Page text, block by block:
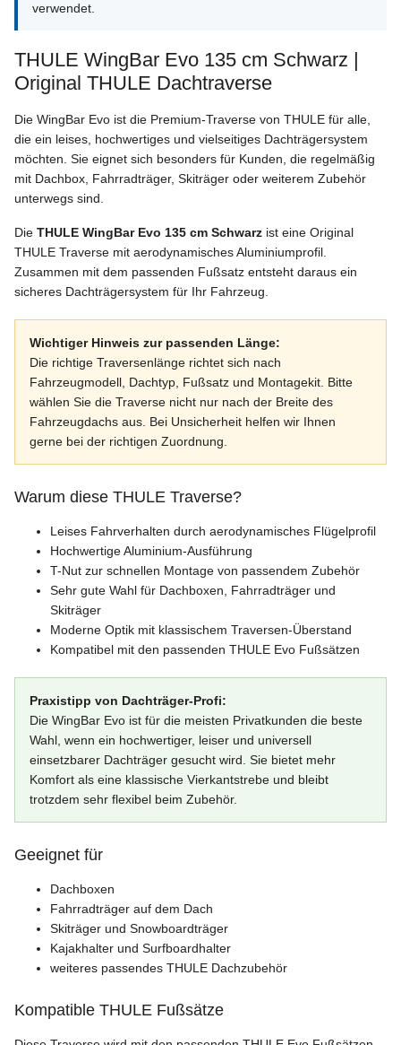
verwendet.
THULE WingBar Evo 135 cm Schwarz |
Original THULE Dachtraverse
Die WingBar Evo ist die Premium-Traverse von THULE für alle,
die ein leises, hochwertiges und vielseitiges Dachträgersystem
möchten. Sie eignet sich besonders für Kunden, die regelmäßig
mit Dachbox, Fahrradträger, Skiträger oder weiterem Zubehör
unterwegs sind.
Die THULE WingBar Evo 135 cm Schwarz ist eine Original
THULE Traverse mit aerodynamisches Aluminiumprofil.
Zusammen mit dem passenden Fußsatz entsteht daraus ein
sicheres Dachträgersystem für Ihr Fahrzeug.
Wichtiger Hinweis zur passenden Länge:
Die richtige Traversenlänge richtet sich nach
Fahrzeugmodell, Dachtyp, Fußsatz und Montagekit. Bitte
wählen Sie die Traverse nicht nur nach der Breite des
Fahrzeugdachs aus. Bei Unsicherheit helfen wir Ihnen
gerne bei der richtigen Zuordnung.
Warum diese THULE Traverse?
Leises Fahrverhalten durch aerodynamisches Flügelprofil
Hochwertige Aluminium-Ausführung
T-Nut zur schnellen Montage von passendem Zubehör
Sehr gute Wahl für Dachboxen, Fahrradträger und
Skiträger
Moderne Optik mit klassischem Traversen-Überstand
Kompatibel mit den passenden THULE Evo Fußsätzen
Praxistipp von Dachträger-Profi:
Die WingBar Evo ist für die meisten Privatkunden die beste
Wahl, wenn ein hochwertiger, leiser und universell
einsetzbarer Dachträger gesucht wird. Sie bietet mehr
Komfort als eine klassische Vierkantstrebe und bleibt
trotzdem sehr flexibel beim Zubehör.
Geeignet für
Dachboxen
Fahrradträger auf dem Dach
Skiträger und Snowboardträger
Kajakhalter und Surfboardhalter
weiteres passendes THULE Dachzubehör
Kompatible THULE Fußsätze